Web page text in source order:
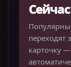
переходят
карточку —